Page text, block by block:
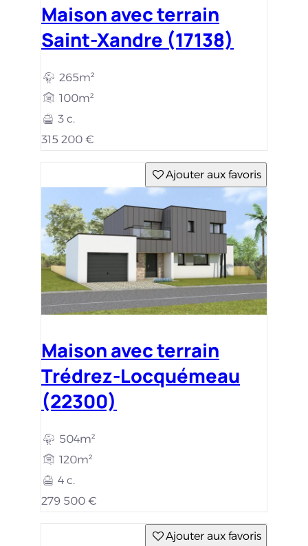
Maison avec terrain
Saint-Xandre (17138)
265m²
100m²
3 c.
315 200 €
Ajouter aux favoris
Maison avec terrain
Trédrez-Locquémeau
(22300)
504m²
120m²
4 c.
279 500 €
Ajouter aux favoris